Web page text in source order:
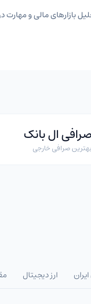
بازارهای مالی و مهارت
صرافی ال بانک
بهترین صرافی خارجی
ارز دیجیتال